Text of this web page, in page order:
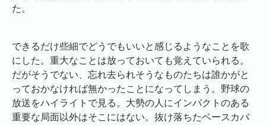
た。
できるだけ些細でどうでもいいと感じるようなことを歌
にした。重大なことは放っておいても覚えていられる。
だがそうでない、忘れ去られそうなものたちは誰かがと
っておかなければ無かったことになってしまう。野球の
放送をハイライトで見る。大勢の人にインパクトのある
重要な局面以外はそこにはない。抜け落ちたベースカバ